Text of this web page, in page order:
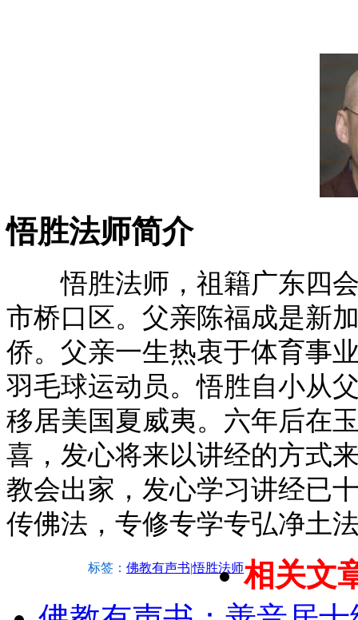
悟胜法师简介
悟胜法师，祖籍广东四会
市桥口区。父亲陈福成是新
侨。父亲一生热衷于体育事
羽毛球运动员。悟胜自小从
移居美国夏威夷。六年后在
喜，发心将来以讲经的方式
教会出家，发心学习讲经已
传佛法，专修专学专弘净土
标签： 佛教有声书|悟胜法师相关文